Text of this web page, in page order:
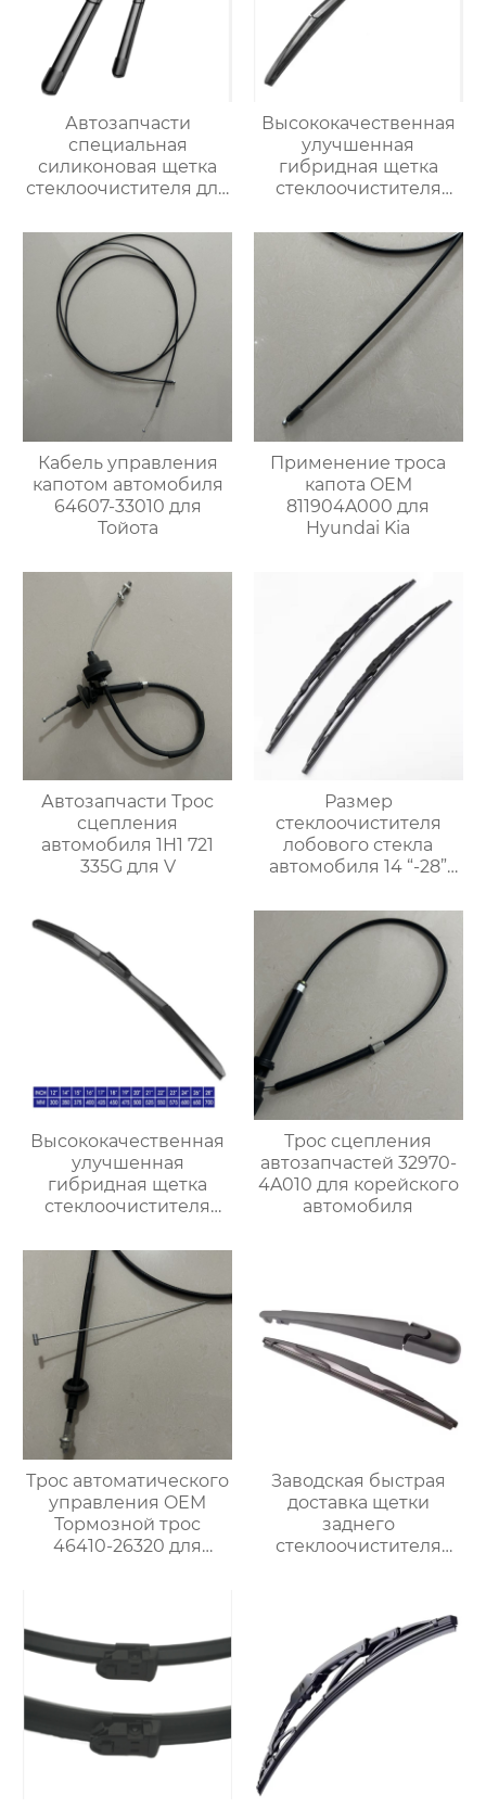
Автозапчасти
специальная
силиконовая щетка
стеклоочистителя для
Высококачественная
улучшенная
гибридная щетка
стеклоочистителя
стеклоочиститель
лобового стекла
Кабель управления
капотом автомобиля
64607-33010 для
Тойота
Применение троса
капота OEM
811904A000 для
Hyundai Kia
Автозапчасти Трос
сцепления
автомобиля 1H1 721
335G для V
Размер
стеклоочистителя
лобового стекла
автомобиля 14 “-28”
производство
Силиконовая рама
Металлическая щетка
стеклоочистителя
Высококачественная
улучшенная
гибридная щетка
стеклоочистителя
стеклоочиститель
лобового стекла
Трос сцепления
автозапчастей 32970-
4A010 для корейского
автомобиля
Трос автоматического
управления OEM
Тормозной трос
46410-26320 для
Заводская быстрая
доставка щетки
заднего
стеклоочистителя
стеклоочистителя для
vw golf 7 щеток
заднего
стеклоочистителя